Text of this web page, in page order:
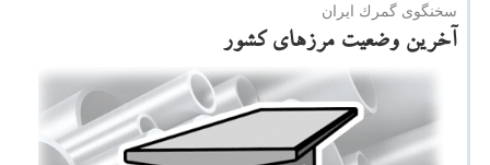
سخنگوی گمرك ایران
آخرین وضعیت مرزهای كشور